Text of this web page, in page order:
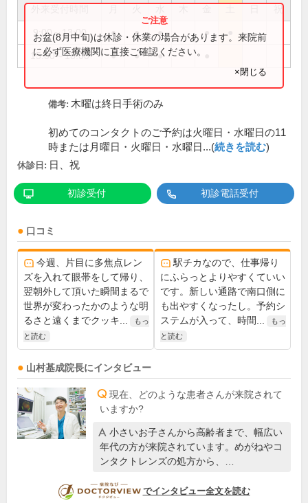
祝
9:00～13:00 ● ● ● ●
15:00～18:00 ● ● ●
お盆(8月中旬)は休診・休業の場合があります。来院前
に必ず医療機関に直接ご確認ください。
×閉じる
備考: 木曜は終日手術のみ
初めてのコンタクトのご予約は火曜日・水曜日の11
時または月曜日・火曜日・水曜日...(続きを読む)
休診日: 日、祝
初診受付 初診電話受付
口コミ
今週、片目に多焦点レン
ズを入れて眼帯をして帰り、
翌朝外して頂いた瞬間まるで
世界が変わったかのような明
るさと遠くまでクッキ...
もっ
と読む
駅チカなので、仕事帰り
にふらっとよりやすくていい
です。新しい通路で南口側に
も出やすくなったし。予約シ
ステムが入って、時間...
もっ
と読む
山村基成院長にインタビュー
現在、どのような患者さんが来院されて
いますか?
小さいお子さんから高齢者まで、幅広い
年代の方が来院されています。めがねやコ
ンタクトレンズの処方から、…
DOCTORVIEW
でインタビュー全文を読む